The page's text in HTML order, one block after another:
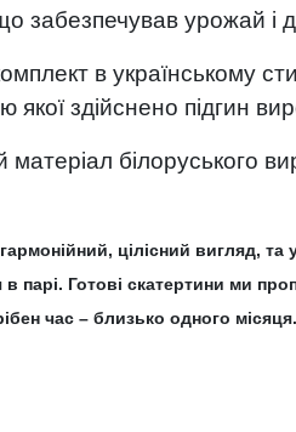
забезпечував урожай і
в українському
здійснено підгин
білоруського
цілісний вигляд, та
парі. Готові скатертини ми
час – близько одного